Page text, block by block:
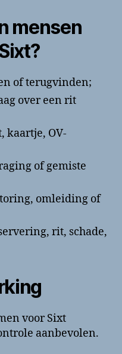
mensen
of terugvinden;
over een rit
kaartje, OV-
of gemiste
omleiding of
rit, schade,
voor Sixt
aanbevolen.